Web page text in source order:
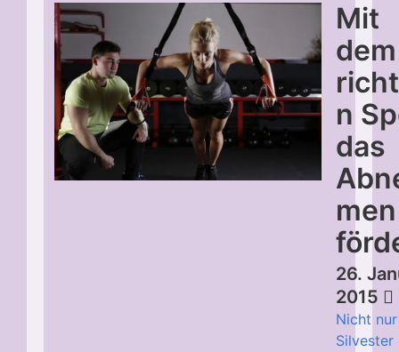
Mit
dem
n
das
men
26.
2015
Nicht
Silvester